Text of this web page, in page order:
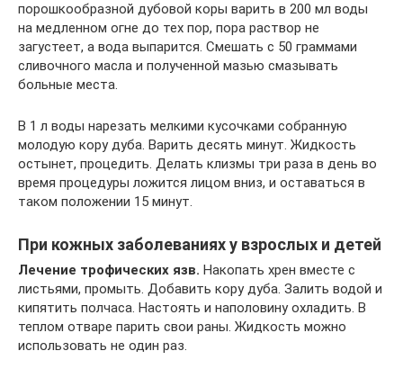
порошкообразной дубовой коры варить в 200 мл воды
на медленном огне до тех пор, пора раствор не
загустеет, а вода выпарится. Смешать с 50 граммами
сливочного масла и полученной мазью смазывать
больные места.
В 1 л воды нарезать мелкими кусочками собранную
молодую кору дуба. Варить десять минут. Жидкость
остынет, процедить. Делать клизмы три раза в день во
время процедуры ложится лицом вниз, и оставаться в
таком положении 15 минут.
При кожных заболеваниях у взрослых и детей
Лечение трофических язв. Накопать хрен вместе с
листьями, промыть. Добавить кору дуба. Залить водой и
кипятить полчаса. Настоять и наполовину охладить. В
теплом отваре парить свои раны. Жидкость можно
использовать не один раз.